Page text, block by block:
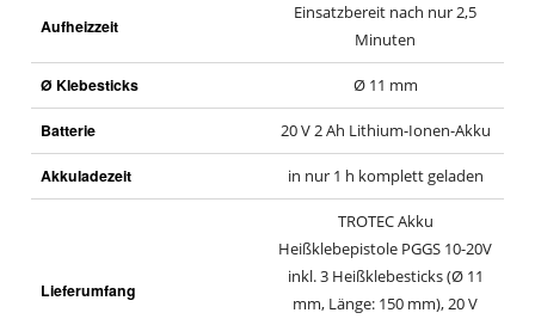
Aufheizzeit
Einsatzbereit nach nur 2,5
Minuten
Ø Klebesticks Ø 11 mm
Batterie 20 V 2 Ah Lithium-Ionen-Akku
Akkuladezeit in nur 1 h komplett geladen
Lieferumfang
TROTEC Akku
Heißklebepistole PGGS 10-20V
inkl. 3 Heißklebesticks (Ø 11
mm, Länge: 150 mm), 20 V